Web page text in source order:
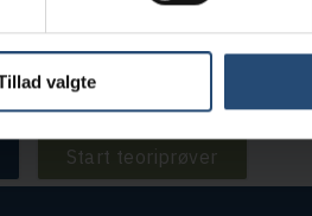
valgte
Start teoriprøver